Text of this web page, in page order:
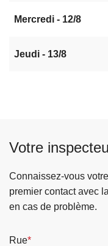
Mercredi - 12/8
Jeudi - 13/8
Votre
Connaissez-vous
premier contact avec
en cas de problème.
Rue